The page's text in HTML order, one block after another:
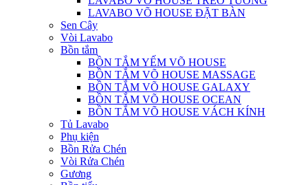
LAVABO VÕ HOUSE ĐẶT BÀN
Sen Cây
Vòi Lavabo
Bồn tắm
BỒN TẮM YẾM VÕ HOUSE
BỒN TẮM VÕ HOUSE MASSAGE
BỒN TẮM VÕ HOUSE GALAXY
BỒN TẮM VÕ HOUSE OCEAN
BỒN TẮM VÕ HOUSE VÁCH KÍNH
Tủ Lavabo
Phụ kiện
Bồn Rửa Chén
Vòi Rửa Chén
Gương